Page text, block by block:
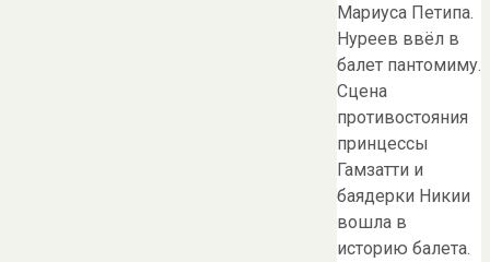
Мариуса Петипа.
Нуреев ввёл в
балет пантомиму.
Сцена
противостояния
принцессы
Гамзатти и
баядерки Никии
вошла в
историю балета.